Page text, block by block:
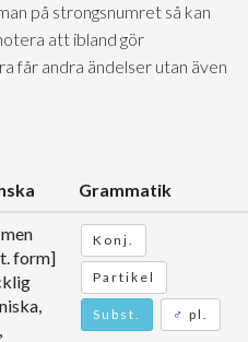
på strongsnumret så kan
att ibland gör
får andra ändelser utan även
Grammatik
form]
Konj.
Partikel
Subst. ♂ pl.